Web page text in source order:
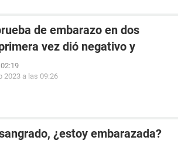
de embarazo en dos
vez dió negativo y
2023 a las 09:26
¿estoy embarazada?